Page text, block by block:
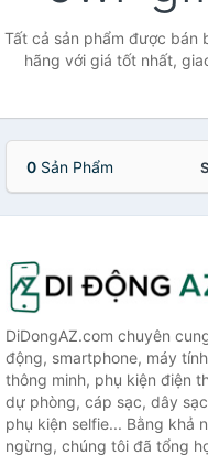
Tất cả sản phẩm được bán
hãng với giá tốt nhất,
0 Sản Phẩm
DiDongAZ.com chuyên
động, smartphone, máy
thông minh, phụ kiện điện
dự phòng, cáp sạc, dây
phụ kiện selfie... Bằng khả
ngừng, chúng tôi đã tổng